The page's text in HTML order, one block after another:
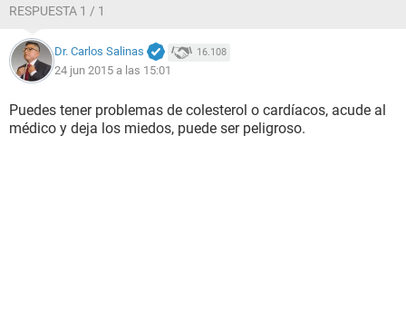
RESPUESTA 1 / 1
Dr. Carlos Salinas 16.108
24 jun 2015 a las 15:01
Puedes tener problemas de colesterol o cardíacos, acude al
médico y deja los miedos, puede ser peligroso.